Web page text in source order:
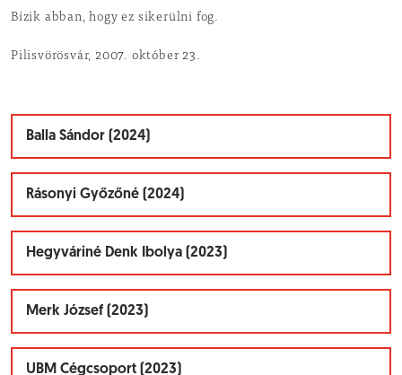
Bízik abban, hogy ez sikerülni fog.
Pilisvörösvár, 2007. október 23.
Balla Sándor (2024)
Rásonyi Győzőné (2024)
Hegyváriné Denk Ibolya (2023)
Merk József (2023)
UBM Cégcsoport (2023)